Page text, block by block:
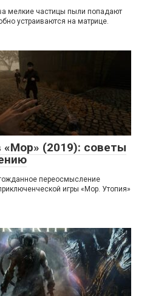
мелкие частицы пыли попадают
устраиваются на матрице.
«Мор» (2019): советы
переосмысление
игры «Мор. Утопия»